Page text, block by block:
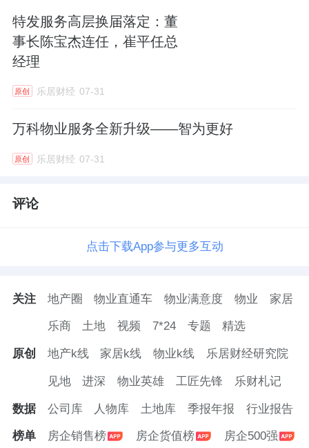
特发服务高层换届落定：董
事长陈宝杰连任，崔平任总
经理
原创 乐居财经 07-31
万科物业服务全新升级——智为更好
原创 乐居财经 07-31
评论
点击下载App参与更多互动
关注 地产圈 物业直通车 物业满意度 物业 家居
乐商 土地 视频 7*24 专题 精选
原创 地产k线 家居k线 物业k线 乐居财经研究院
见地 进深 物业英雄 工匠先锋 乐财札记
数据 公司库 人物库 土地库 季报年报 行业报告
榜单 房企销售榜 房企货值榜 房企500强